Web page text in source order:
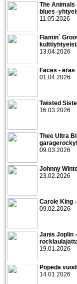
The Animals
blues -
11.05.2026
Flamin´
13.04.2026
Faces -
01.04.2026
Twisted
16.03.2026
Thee Ultra
09.03.2026
Johnny
23.02.2026
Carole King
09.02.2026
Janis Joplin
19.01.2026
Popeda
14.01.2026